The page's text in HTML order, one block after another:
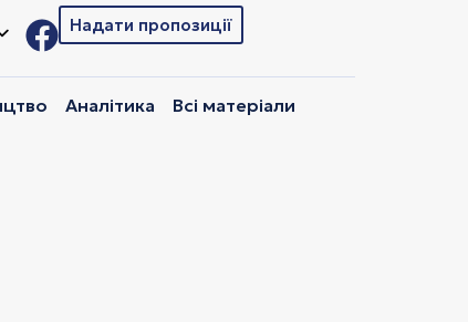
Надати пропозиції
Аналітика Всі матеріали